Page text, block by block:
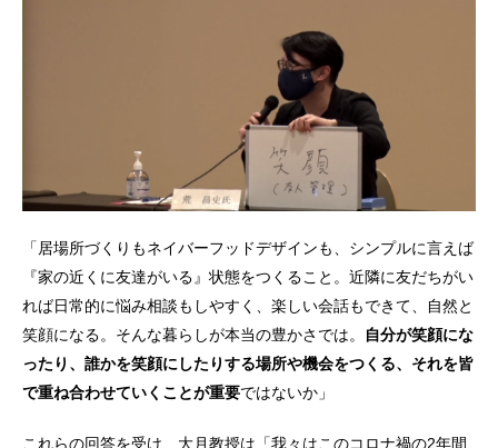
「居場所づくりもネイバーフッドデザインも、シンプルに言えば
『家の近くに友達がいる』状態をつくること。近隣に友だちがい
れば日常的に悩み相談もしやすく、楽しい会話もできて、自然と
笑顔になる。そんな暮らしが本当の豊かさでは。
自分が笑顔にな
ったり、誰かを笑顔にしたりする場所や機会をつくる、それを皆
で重ね合わせていくことが重要ではないか」
これらの回答を受け、大月教授は「我々はこのコロナ禍の2年間